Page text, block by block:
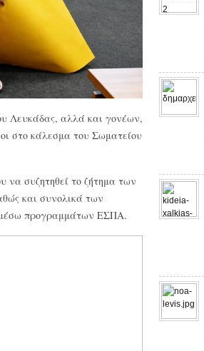
Λευκάδας, αλλά και γονέων,
στο κάλεσμα του Σωματείου
να συζητηθεί το ζήτημα των
και συνολικά των
μέσω προγραμμάτων ΕΣΠΑ.